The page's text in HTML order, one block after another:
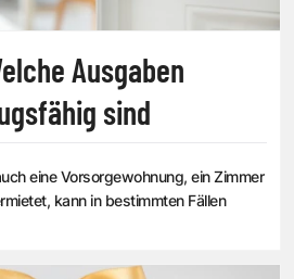
Ausgaben
sind
eine Vorsorgewohnung, ein Zimmer
kann in bestimmten Fällen